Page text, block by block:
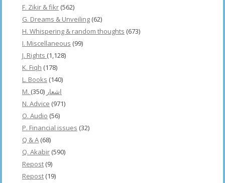
F. Zikir & fikr (562)
G. Dreams & Unveiling (62)
H. Whispering & random thoughts (673)
I. Miscellaneous (99)
J. Rights (1,128)
K. Fiqh (178)
L. Books (140)
M. اشعار (350)
N. Advice (971)
O. Audio (56)
P. Financial issues (32)
Q & A (68)
Q. Akabir (590)
Repost (9)
Repost (19)